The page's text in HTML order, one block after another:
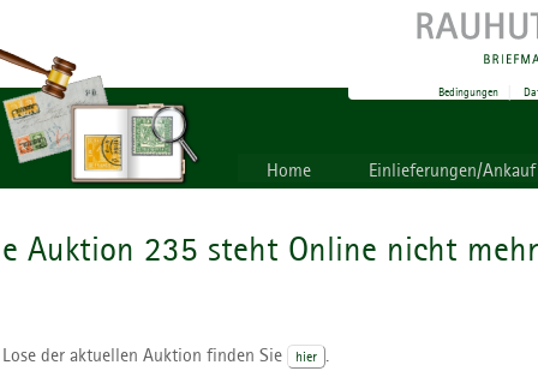
Bedingungen|
Home Einlieferungen/Ankauf
Auktion 235 steht Online nicht
der aktuellen Auktion finden Sie hier